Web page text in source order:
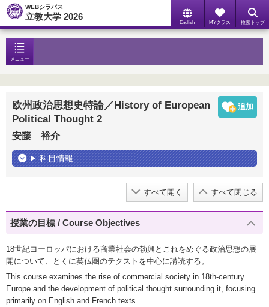
WEBシラバス
立教大学 2026
English MYクラス 検索トップ
メニュー
欧州政治思想史特論／History of European
Political Thought 2
安藤 裕介
科目情報
すべて開く すべて閉じる
授業の目標 / Course Objectives
18世紀ヨーロッパにおける商業社会の勃興とこれをめぐる政治思想の展
開について、とくに英仏圏のテクストを中心に講読する。
This course examines the rise of commercial society in 18th-century
Europe and the development of political thought surrounding it, focusing
primarily on English and French texts.